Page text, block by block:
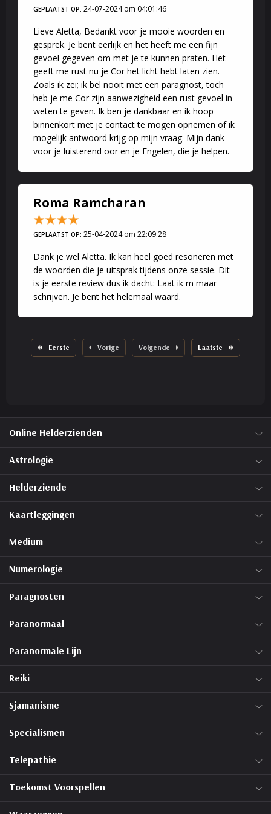
willen we zetten om het werkelijkheid te maken en daarvoor
Werk is een belangrijk onderdeel van het leven, zit jij goed waar je
nu zit? Voel je dat er meer is of iets anders, of loop je tegen
zaken aan waar je over wilt praten? Ik kan helpen om inzichten te
geven hoe je verder kunt en hoe jij je talenten meer kan benutten.
Soms is het lastiger dan het lijkt, het vraagt ook hier om inzicht in
jezelf. Drastische stappen hoeven niet altijd de beste te zijn, het
gesprek aangaan helpt vaak beter. Ik heb veel ervaring hiermee
als manager in de gezondheidszorg. De eerste stap is erkennen
Gezondheid
Het allerbelangrijkste in het leven is je gezondheid en balans in je
een bijzondere tijd waarin de energie van de aarde aan intensiteit
toeneemt. Dat kan allerlei klachten en ongemakken veroorzaken.
Vanuit mijn eigen
Ik zal je bij twijfel altijd adviseren om je tot de gezondheidszorg
GEPLAATST OP: 24-07-2024 om 04:01:46
Lieve Aletta, Bedankt voor je mooie woorden en
gesprek. Je bent eerlijk en het heeft me een fijn
gevoel gegeven om met je te kunnen praten. Het
geeft me rust nu je Cor het licht hebt laten zien.
Zoals ik zei; ik bel nooit met een paragnost, toch
heb je me Cor zijn aanwezigheid een rust gevoel in
weten te geven. Ik ben je dankbaar en ik hoop
binnenkort met je contact te mogen opnemen of ik
mogelijk antwoord krijg op mijn vraag. Mijn dank
voor je luisterend oor en je Engelen, die je helpen.
Roma Ramcharan
GEPLAATST OP: 25-04-2024 om 22:09:28
Dank je wel Aletta. Ik kan heel goed resoneren met
de woorden die je uitsprak tijdens onze sessie. Dit
is je eerste review dus ik dacht: Laat ik m maar
schrijven. Je bent het helemaal waard.
Eerste Vorige Volgende Laatste
Online Helderzienden
Astrologie
Helderziende
Kaartleggingen
Medium
Numerologie
Paragnosten
Paranormaal
Paranormale Lijn
Reiki
Sjamanisme
Specialismen
Telepathie
Toekomst Voorspellen